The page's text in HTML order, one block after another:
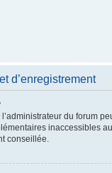
d’enregistrement
du forum
inaccessibles
conseillée.